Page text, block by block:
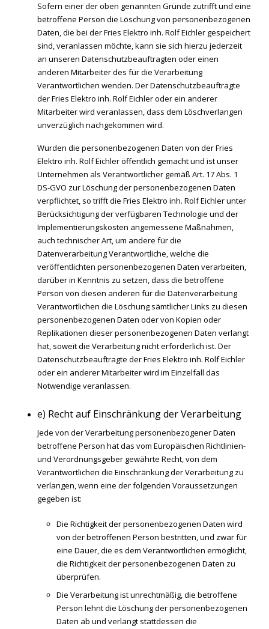
Sofern einer der oben genannten Gründe zutrifft und eine
betroffene Person die Löschung von personenbezogenen
Daten, die bei der Fries Elektro inh. Rolf Eichler gespeichert
sind, veranlassen möchte, kann sie sich hierzu jederzeit
an unseren Datenschutzbeauftragten oder einen
anderen Mitarbeiter des für die Verarbeitung
Verantwortlichen wenden. Der Datenschutzbeauftragte
der Fries Elektro inh. Rolf Eichler oder ein anderer
Mitarbeiter wird veranlassen, dass dem Löschverlangen
unverzüglich nachgekommen wird.
Wurden die personenbezogenen Daten von der Fries
Elektro inh. Rolf Eichler öffentlich gemacht und ist unser
Unternehmen als Verantwortlicher gemäß Art. 17 Abs. 1
DS-GVO zur Löschung der personenbezogenen Daten
verpflichtet, so trifft die Fries Elektro inh. Rolf Eichler unter
Berücksichtigung der verfügbaren Technologie und der
Implementierungskosten angemessene Maßnahmen,
auch technischer Art, um andere für die
Datenverarbeitung Verantwortliche, welche die
veröffentlichten personenbezogenen Daten verarbeiten,
darüber in Kenntnis zu setzen, dass die betroffene
Person von diesen anderen für die Datenverarbeitung
Verantwortlichen die Löschung sämtlicher Links zu diesen
personenbezogenen Daten oder von Kopien oder
Replikationen dieser personenbezogenen Daten verlangt
hat, soweit die Verarbeitung nicht erforderlich ist. Der
Datenschutzbeauftragte der Fries Elektro inh. Rolf Eichler
oder ein anderer Mitarbeiter wird im Einzelfall das
Notwendige veranlassen.
e) Recht auf Einschränkung der Verarbeitung
Jede von der Verarbeitung personenbezogener Daten
betroffene Person hat das vom Europäischen Richtlinien-
und Verordnungsgeber gewährte Recht, von dem
Verantwortlichen die Einschränkung der Verarbeitung zu
verlangen, wenn eine der folgenden Voraussetzungen
gegeben ist:
Die Richtigkeit der personenbezogenen Daten wird
von der betroffenen Person bestritten, und zwar für
eine Dauer, die es dem Verantwortlichen ermöglicht,
die Richtigkeit der personenbezogenen Daten zu
überprüfen.
Die Verarbeitung ist unrechtmäßig, die betroffene
Person lehnt die Löschung der personenbezogenen
Daten ab und verlangt stattdessen die